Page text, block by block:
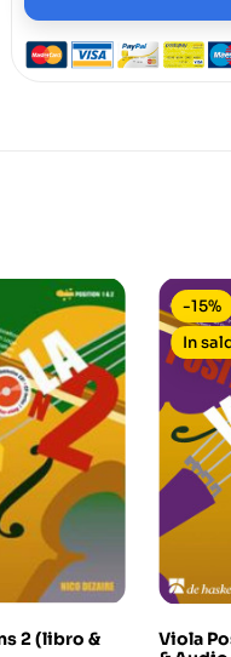
2 (libro &
Viola
-15%
In